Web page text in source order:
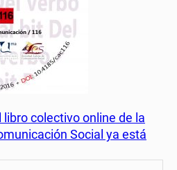
colectivo online de la
Social ya está